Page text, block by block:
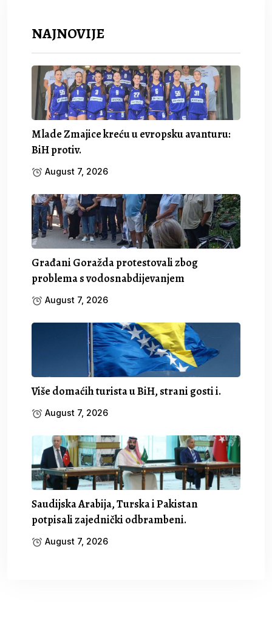
NAJNOVIJE
Mlade Zmajice kreću u evropsku avanturu:
BiH protiv.
August 7, 2026
Građani Goražda protestovali zbog
problema s vodosnabdijevanjem
August 7, 2026
Više domaćih turista u BiH, strani gosti i.
August 7, 2026
Saudijska Arabija, Turska i Pakistan
potpisali zajednički odbrambeni.
August 7, 2026